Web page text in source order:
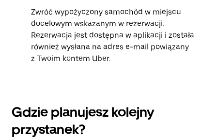
Zwróć wypożyczony samochód w miejscu
docelowym wskazanym w rezerwacji.
Rezerwacja jest dostępna w aplikacji i została
również wysłana na adres e-mail powiązany
z Twoim kontem Uber.
Gdzie planujesz kolejny
przystanek?